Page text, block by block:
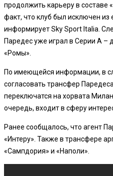
продолжить карьеру в составе
факт, что клуб был исключен из
информирует Sky Sport Italia.
Паредес уже играл в Серии А –
«Ромы».
По имеющейся информации, в
согласовать трансфер
переключатся на хорвата
очередь, входит в сферу
Ранее сообщалось, что агент
«Интеру». Также в трансфере
«Сампдория» и «Наполи».